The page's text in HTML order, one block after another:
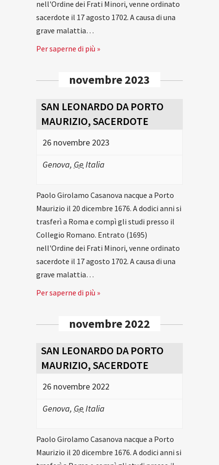
nell'Ordine dei Frati Minori, venne ordinato
sacerdote il 17 agosto 1702. A causa di una
grave malattia…
Per saperne di più »
novembre 2023
SAN LEONARDO DA PORTO
MAURIZIO, SACERDOTE
26 novembre 2023
Genova, Ge Italia
Paolo Girolamo Casanova nacque a Porto
Maurizio il 20 dicembre 1676. A dodici anni si
trasferì a Roma e compì gli studi presso il
Collegio Romano. Entrato (1695)
nell'Ordine dei Frati Minori, venne ordinato
sacerdote il 17 agosto 1702. A causa di una
grave malattia…
Per saperne di più »
novembre 2022
SAN LEONARDO DA PORTO
MAURIZIO, SACERDOTE
26 novembre 2022
Genova, Ge Italia
Paolo Girolamo Casanova nacque a Porto
Maurizio il 20 dicembre 1676. A dodici anni si